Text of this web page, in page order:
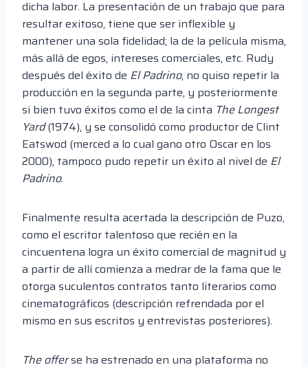
dicha labor. La presentación de un trabajo que para
resultar exitoso, tiene que ser inflexible y
mantener una sola fidelidad; la de la película misma,
más allá de egos, intereses comerciales, etc. Rudy
después del éxito de El Padrino, no quiso repetir la
producción en la segunda parte, y posteriormente
si bien tuvo éxitos como el de la cinta The Longest
Yard(1974), y se consolidó como productor de Clint
Eatswod (merced a lo cual gano otro Oscar en los
2000), tampoco pudo repetir un éxito al nivel de El
Padrino.
Finalmente resulta acertada la descripción de Puzo,
como el escritor talentoso que recién en la
cincuentena logra un éxito comercial de magnitud y
a partir de allí comienza a medrar de la fama que le
otorga suculentos contratos tanto literarios como
cinematográficos (descripción refrendada por el
mismo en sus escritos y entrevistas posteriores).
The offerse ha estrenado en una plataforma no